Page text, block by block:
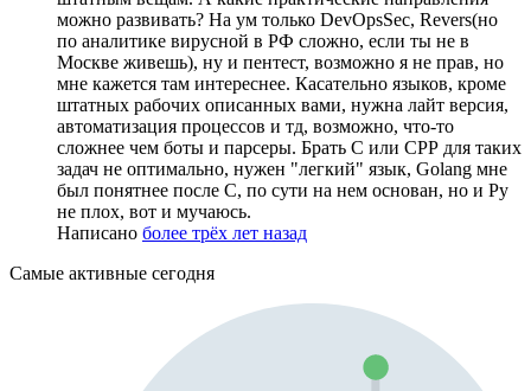
можно развивать? На ум только DevOpsSec, Revers(но
по аналитике вирусной в РФ сложно, если ты не в
Москве живешь), ну и пентест, возможно я не прав, но
мне кажется там интереснее. Касательно языков, кроме
штатных рабочих описанных вами, нужна лайт версия,
автоматизация процессов и тд, возможно, что-то
сложнее чем боты и парсеры. Брать С или СРР для таких
задач не оптимально, нужен "легкий" язык, Golang мне
был понятнее после С, по сути на нем основан, но и Py
не плох, вот и мучаюсь.
Написано более трёх лет назад
Самые активные сегодня